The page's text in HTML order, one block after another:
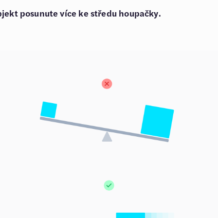
posunute více ke středu houpačky.